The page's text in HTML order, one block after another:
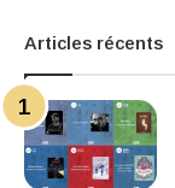
Articles récents